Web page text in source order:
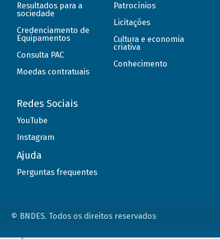
Resultados para a
sociedade
Credenciamento de
Equipamentos
Consulta PAC
Moedas contratuais
Patrocínios
Licitações
Cultura e economia
criativa
Conhecimento
Redes Sociais
YouTube
Instagram
Ajuda
Perguntas frequentes
© BNDES. Todos os direitos reservados